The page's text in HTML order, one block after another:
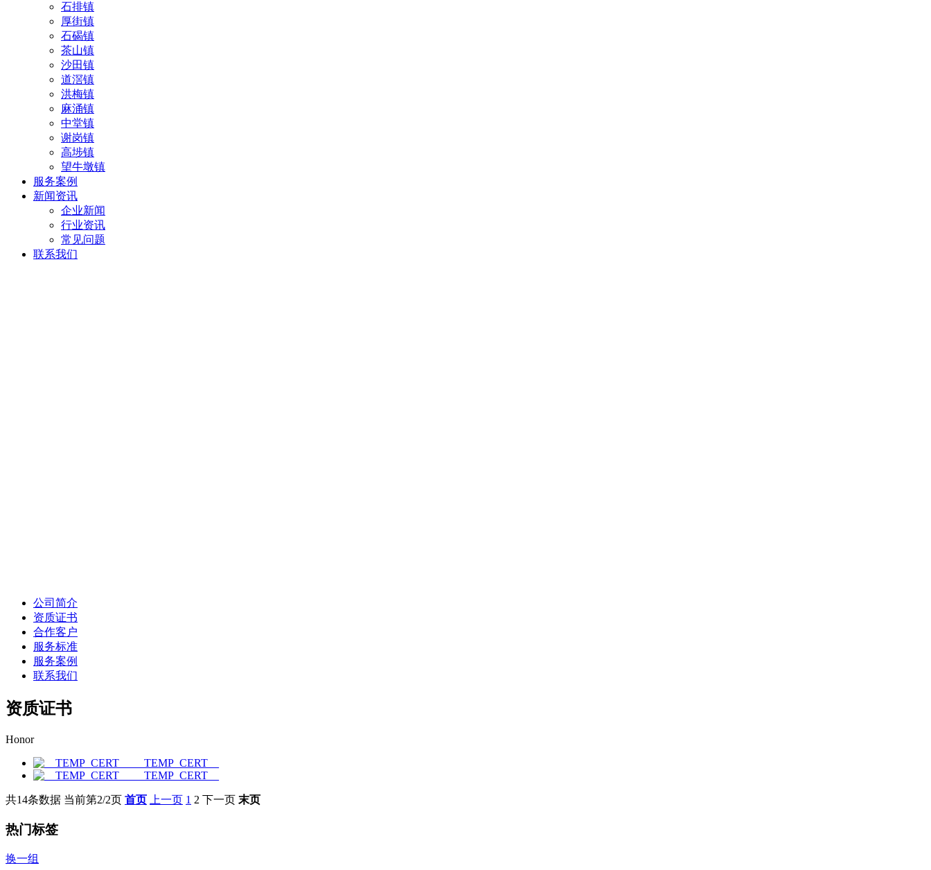
石排镇
厚街镇
石碣镇
茶山镇
沙田镇
道滘镇
洪梅镇
麻涌镇
中堂镇
谢岗镇
高埗镇
望牛墩镇
服务案例
新闻资讯
企业新闻
行业资讯
常见问题
联系我们
公司简介
资质证书
合作客户
服务标准
服务案例
联系我们
资质证书
Honor
__TEMP_CERT__
__TEMP_CERT__
共14条数据 当前第2/2页 首页 上一页 1 2 下一页 末页
热门标签
换一组